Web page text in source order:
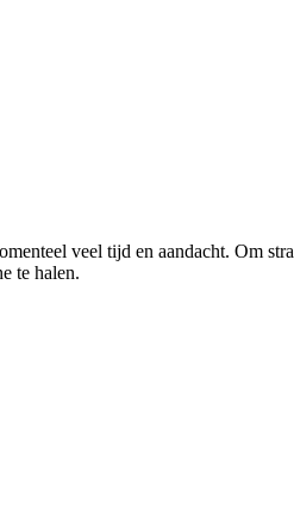
veel tijd en aandacht. Om
te halen.